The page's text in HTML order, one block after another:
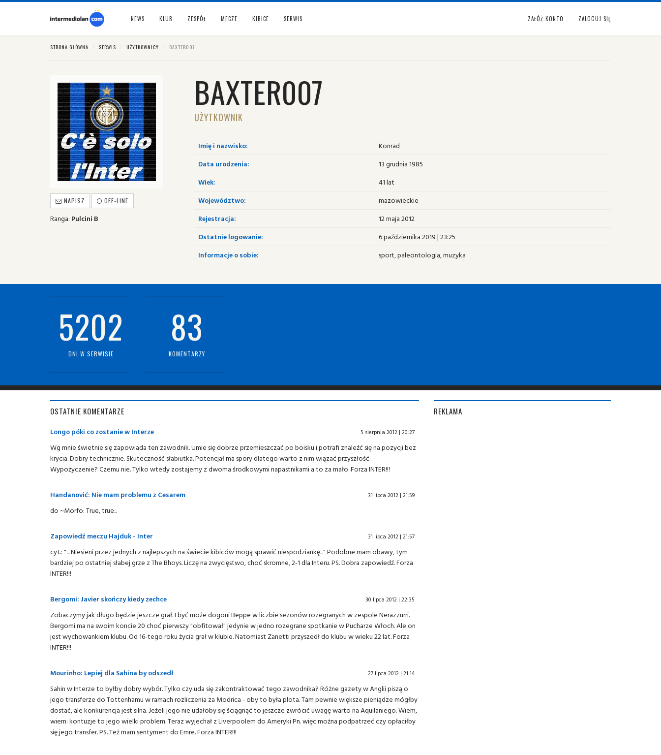
NEWS KLUB ZESPÓŁ MECZE KIBICE SERWIS ZAŁÓŻ KONTO ZALOGUJ SIĘ
STRONA GŁÓWNA SERWIS UŻYTKOWNICY BAXTER007
NAPISZ OFF-LINE
Ranga: Pulcini B
BAXTER007
UŻYTKOWNIK
Imię i nazwisko:
Konrad
Data urodzenia:
13 grudnia 1985
Wiek:
41 lat
Województwo:
mazowieckie
Rejestracja:
12 maja 2012
Ostatnie logowanie:
6 października 2019 | 23:25
Informacje o sobie:
sport, paleontologia, muzyka
5202
DNI W SERWISIE
83
KOMENTARZY
OSTATNIE KOMENTARZE
Longo póki co zostanie w Interze 5 sierpnia 2012 | 20:27
Wg mnie świetnie się zapowiada ten zawodnik. Umie się dobrze przemieszczać po boisku i potrafi znaleźć się na pozycji bez
krycia. Dobry technicznie. Skuteczność słabiutka. Potencjał ma spory dlatego warto z nim wiązać przyszłość.
Wypożyczenie? Czemu nie. Tylko wtedy zostajemy z dwoma środkowymi napastnikami a to za mało. Forza INTER!!!
Handanović: Nie mam problemu z Cesarem 31 lipca 2012 | 21:59
do ~Morfo: True, true...
Zapowiedź meczu Hajduk - Inter 31 lipca 2012 | 21:57
cyt.: "... Niesieni przez jednych z najlepszych na świecie kibiców mogą sprawić niespodziankę..." Podobne mam obawy, tym
bardziej po ostatniej słabej grze z The Bhoys. Liczę na zwycięstwo, choć skromne, 2-1 dla Interu. PS. Dobra zapowiedź. Forza
INTER!!!
Bergomi: Javier skończy kiedy zechce 30 lipca 2012 | 22:35
Zobaczymy jak długo będzie jeszcze grał. I być może dogoni Beppe w liczbie sezonów rozegranych w zespole Nerazzurri.
Bergomi ma na swoim koncie 20 choć pierwszy "obfitował" jedynie w jedno rozegrane spotkanie w Pucharze Włoch. Ale on
jest wychowankiem klubu. Od 16-tego roku życia grał w klubie. Natomiast Zanetti przyszedł do klubu w wieku 22 lat. Forza
INTER!!!
Mourinho: Lepiej dla Sahina by odszedł 27 lipca 2012 | 21:14
Sahin w Interze to byłby dobry wybór. Tylko czy uda się zakontraktować tego zawodnika? Różne gazety w Anglii piszą o
jego transferze do Tottenhamu w ramach rozliczenia za Modrica - oby to była plota. Tam pewnie większe pieniądze mógłby
dostać, ale konkurencja jest silna. Jeżeli jego nie udałoby się ściągnąć to jeszcze zwrócić uwagę warto na Aquilaniego. Wiem,
wiem: kontuzje to jego wielki problem. Teraz wyjechał z Liverpoolem do Ameryki Pn. więc można podpatrzeć czy opłaciłby
się jego transfer. PS. Też mam sentyment do Emre. Forza INTER!!!
REKLAMA